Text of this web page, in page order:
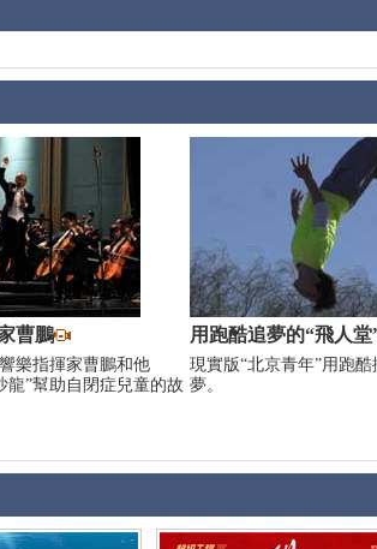
曹鵬
樂指揮家曹鵬和他
龍”幫助自閉症兒童的故
用跑酷追夢的“飛人堂
現實版“北京青年”用跑酷
夢。